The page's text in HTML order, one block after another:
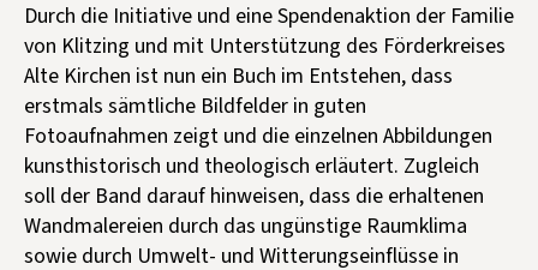
Durch die Initiative und eine Spendenaktion der Familie
von Klitzing und mit Unterstützung des Förderkreises
Alte Kirchen ist nun ein Buch im Entstehen, dass
erstmals sämtliche Bildfelder in guten
Fotoaufnahmen zeigt und die einzelnen Abbildungen
kunsthistorisch und theologisch erläutert. Zugleich
soll der Band darauf hinweisen, dass die erhaltenen
Wandmalereien durch das ungünstige Raumklima
sowie durch Umwelt- und Witterungseinflüsse in